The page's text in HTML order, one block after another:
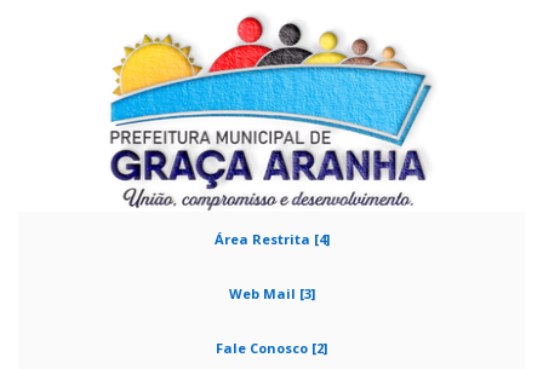
Área Restrita [4]
Web Mail [3]
Fale Conosco [2]